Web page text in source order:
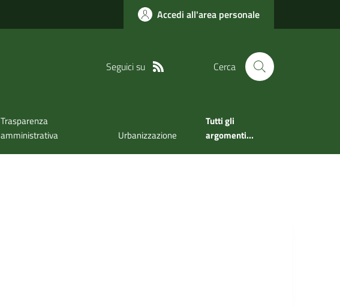
Accedi all'area personale
Seguici su Cerca
Trasparenza
amministrativa
Urbanizzazione
Tutti gli
argomenti...